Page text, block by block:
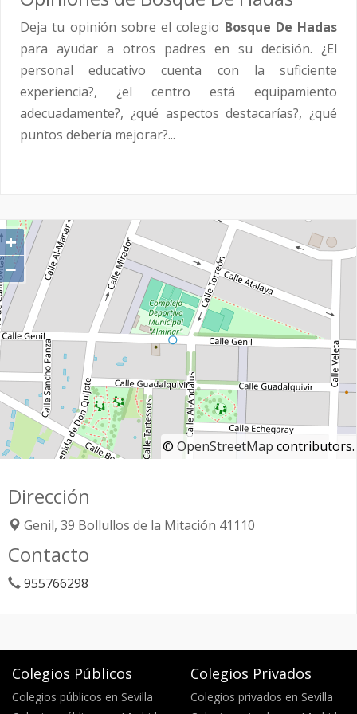
Deja tu opinión sobre el colegio Bosque De Hadas
para ayudar a otros padres en su decisión. ¿El
personal educativo cuenta con la suficiente
experiencia?, ¿el centro está equipamiento
adecuadamente?, ¿qué aspectos destacarías?, ¿qué
puntos debería mejorar?...
+
−
© OpenStreetMap contributors.
Dirección
Genil, 39 Bollullos de la Mitación 41110
Contacto
955766298
Colegios Públicos
Colegios públicos en Sevilla
Colegios Privados
Colegios privados en Sevilla